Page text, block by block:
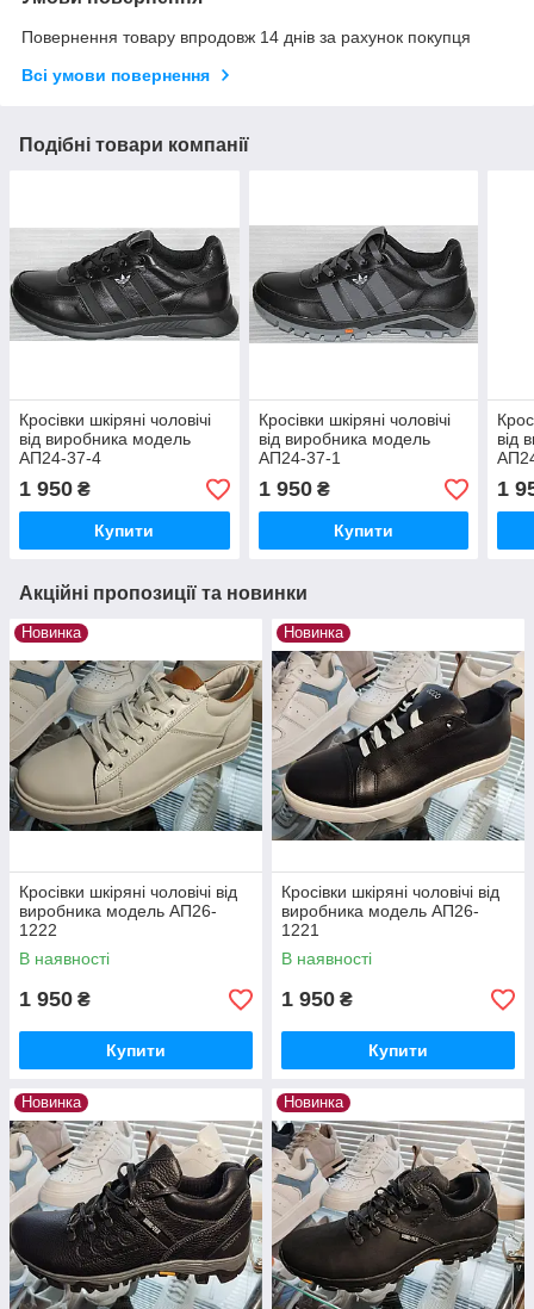
Повернення товару впродовж 14 днів за рахунок покупця
Всі умови повернення
Подібні товари компанії
Кросівки шкіряні чоловічі
від виробника модель
АП24-37-4
1 950 ₴
Купити
Кросівки шкіряні чоловічі
від виробника модель
АП24-37-1
1 950₴
Купити
від
1
Акційні пропозиції та новинки
Новинка
Кросівки шкіряні чоловічі від
виробника модель АП26-
1222
В наявності
1 950 ₴
Купити
Новинка
Кросівки шкіряні чоловічі від
виробника модель АП26-
1221
В наявності
1 950 ₴
Купити
Новинка Новинка